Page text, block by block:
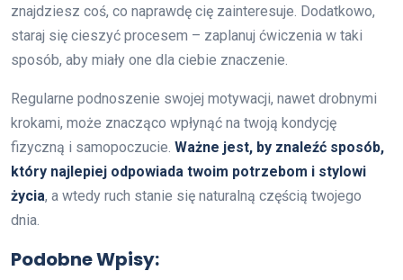
znajdziesz coś, co naprawdę cię zainteresuje. Dodatkowo,
staraj się cieszyć procesem – zaplanuj ćwiczenia w taki
sposób, aby miały one dla ciebie znaczenie.
Regularne podnoszenie swojej motywacji, nawet drobnymi
krokami, może znacząco wpłynąć na twoją kondycję
fizyczną i samopoczucie. Ważne jest, by znaleźć sposób,
który najlepiej odpowiada twoim potrzebom i stylowi
życia, a wtedy ruch stanie się naturalną częścią twojego
dnia.
Podobne Wpisy: